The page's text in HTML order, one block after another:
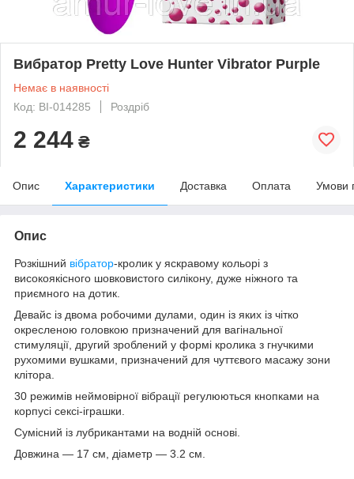
Вибратор Pretty Love Hunter Vibrator Purple
Немає в наявності
Код: BI-014285
Роздріб
2 244 ₴
Опис Характеристики Доставка Оплата Умови
Опис
Розкішний вібратор-кролик у яскравому кольорі з
високоякісного шовковистого силікону, дуже ніжного та
приємного на дотик.
Девайс із двома робочими дулами, один із яких із чітко
окресленою головкою призначений для вагінальної
стимуляції, другий зроблений у формі кролика з гнучкими
рухомими вушками, призначений для чуттєвого масажу зони
клітора.
30 режимів неймовірної вібрації регулюються кнопками на
корпусі сексі-іграшки.
Сумісний із лубрикантами на водній основі.
Довжина — 17 см, діаметр — 3.2 см.